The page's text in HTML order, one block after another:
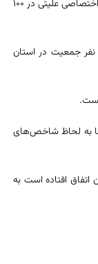
وی گفت: میزان مرگ و میر ناشی از کرونا در استان ۴.۴ درصد و کشور ۵.۷ درصد است همچنین میزان مرگ و میر اختصاصی علیتی در ۱۰۰
نفر جمعیت در استان
به لحاظ شاخص‌های
ساعت، یک مورد مرگ در استان اتفاق افتاده است به